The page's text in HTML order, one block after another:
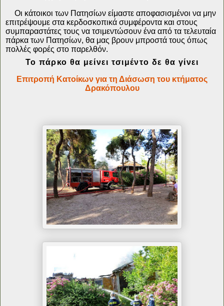
Οι κάτοικοι των Πατησίων είμαστε αποφασισμένοι να μην
επιτρέψουμε στα κερδοσκοπικά συμφέροντα και στους
συμπαραστάτες τους να τσιμεντώσουν ένα από τα τελευταία
πάρκα των Πατησίων, θα μας βρουν μπροστά τους όπως
πολλές φορές στο παρελθόν.
Το πάρκο θα μείνει τσιμέντο δε θα γίνει
Επιτροπή Κατοίκων για τη Διάσωση του κτήματος
Δρακόπουλου